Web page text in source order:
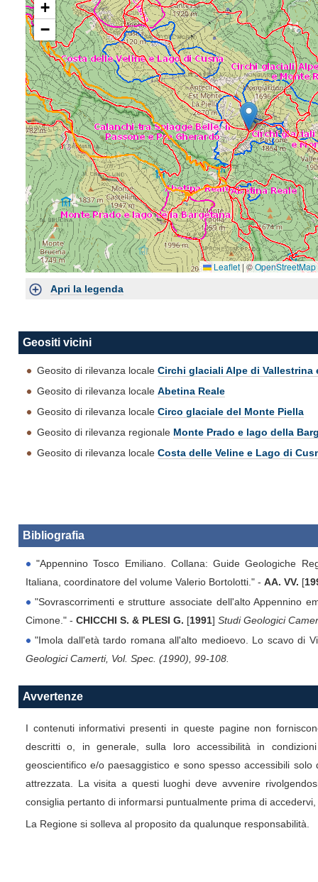
+
−
Leaflet | ©OpenStreetMap
Doppio click per avvicinare la mappa, click + sposta per muoverla
Apri la legenda
Geositi vicini
Geosito di rilevanza locale Circhi glaciali Alpe di Vallestrina
Geosito di rilevanza locale Abetina Reale
Geosito di rilevanza locale Circo glaciale del Monte Piella
Geosito di rilevanza regionale Monte Prado e lago della
Geosito di rilevanza locale Costa delle Veline e Lago di
Bibliografia
"Appennino Tosco Emiliano. Collana: Guide Geologiche
Italiana, coordinatore del volume Valerio Bortolotti." - AA. VV. [
"Sovrascorrimenti e strutture associate dell'alto Appennino
Cimone." - CHICCHI S. & PLESI G. [1991] Studi Geologici
"Imola dall'età tardo romana all'alto medioevo. Lo scavo di
Geologici Camerti, Vol. Spec. (1990), 99-108.
Avvertenze
I contenuti informativi presenti in queste pagine non
descritti o, in generale, sulla loro accessibilità in
geoscientifico e/o paesaggistico e sono spesso accessibili
attrezzata. La visita a questi luoghi deve avvenire
consiglia pertanto di informarsi puntualmente prima di
La Regione si solleva al proposito da qualunque responsabilità.